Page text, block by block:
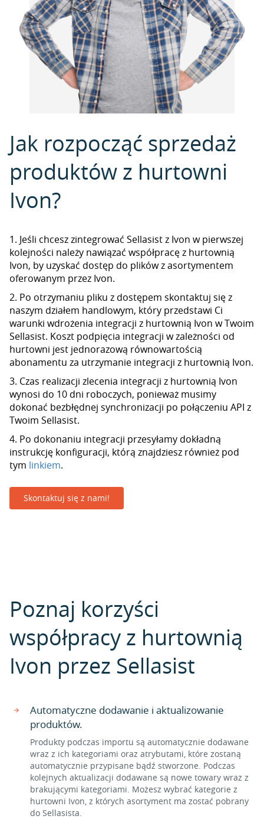
Jak rozpocząć sprzedaż
produktów z hurtowni
Ivon?
1. Jeśli chcesz zintegrować Sellasist z Ivon w pierwszej
kolejności należy nawiązać współpracę z hurtownią
Ivon, by uzyskać dostęp do plików z asortymentem
oferowanym przez Ivon.
2. Po otrzymaniu pliku z dostępem skontaktuj się z
naszym działem handlowym, który przedstawi Ci
warunki wdrożenia integracji z hurtownią Ivon w Twoim
Sellasist. Koszt podpięcia integracji w zależności od
hurtowni jest jednorazową równowartością
abonamentu za utrzymanie integracji z hurtownią Ivon.
3. Czas realizacji zlecenia integracji z hurtownią Ivon
wynosi do 10 dni roboczych, ponieważ musimy
dokonać bezbłędnej synchronizacji po połączeniu API z
Twoim Sellasist.
4. Po dokonaniu integracji przesyłamy dokładną
instrukcję konfiguracji, którą znajdziesz również pod
tym linkiem.
Skontaktuj się z nami!
Poznaj korzyści
współpracy z hurtownią
Ivon przez Sellasist
Automatyczne dodawanie i aktualizowanie
produktów.
Produkty podczas importu są automatycznie dodawane
wraz z ich kategoriami oraz atrybutami, które zostaną
automatycznie przypisane bądź stworzone. Podczas
kolejnych aktualizacji dodawane są nowe towary wraz z
brakującymi kategoriami. Możesz wybrać kategorie z
hurtowni Ivon, z których asortyment ma zostać pobrany
do Sellasista.